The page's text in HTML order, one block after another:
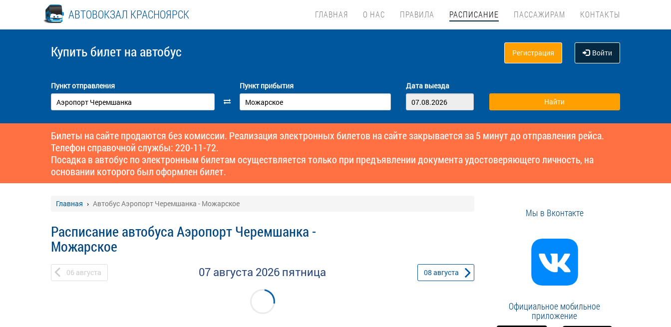
АВТОВОКЗАЛ КРАСНОЯРСК ГЛАВНАЯ О НАС ПРАВИЛА РАСПИСАНИЕ ПАССАЖИРАМ КОНТАКТЫ
Купить билет на автобус Регистрация Войти
Пункт отправления Пункт прибытия Дата выезда
Билеты на сайте продаются без комиссии. Реализация электронных билетов на сайте закрывается за 5 минут до отправления рейса.
Телефон справочной службы: 220-11-72.
Посадка в автобус по электронным билетам осуществляется только при предъявлении документа удостоверяющего личность, на
основании которого был оформлен билет.
Главная Автобус Аэропорт Черемшанка - Можарское
Расписание автобуса Аэропорт Черемшанка -
Можарское
06 августа 07 августа 2026 пятница 08 августа
Мы в Вконтакте
Официальное мобильное
приложение